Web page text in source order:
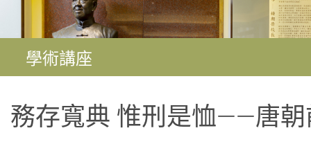
學術講座
務存寬典 惟刑是恤——唐